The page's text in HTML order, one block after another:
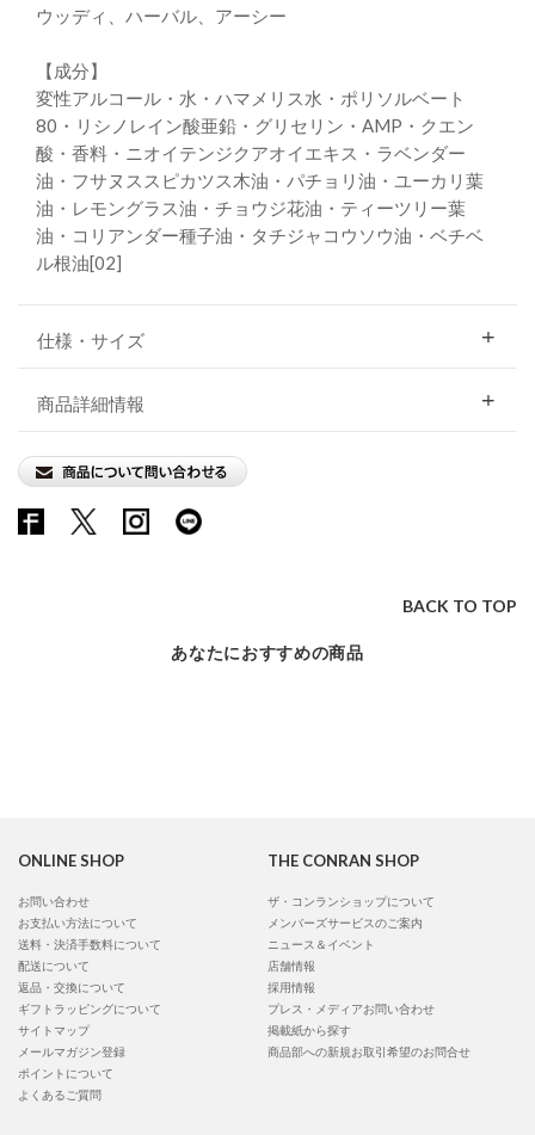
ウッディ、ハーバル、アーシー
【成分】
変性アルコール・水・ハマメリス水・ポリソルベート
80・リシノレイン酸亜鉛・グリセリン・AMP・クエン
酸・香料・ニオイテンジクアオイエキス・ラベンダー
油・フサヌススピカツス木油・パチョリ油・ユーカリ葉
油・レモングラス油・チョウジ花油・ティーツリー葉
油・コリアンダー種子油・タチジャコウソウ油・ベチベ
ル根油[02]
仕様・サイズ
商品詳細情報
BACK TO TOP
あなたにおすすめの商品
ONLINE SHOP
お問い合わせ
お支払い方法について
送料・決済手数料について
配送について
返品・交換について
ギフトラッピングについて
サイトマップ
メールマガジン登録
ポイントについて
よくあるご質問
THE CONRAN SHOP
ザ・コンランショップについて
メンバーズサービスのご案内
ニュース＆イベント
店舗情報
採用情報
プレス・メディアお問い合わせ
掲載紙から探す
商品部への新規お取引希望のお問合せ